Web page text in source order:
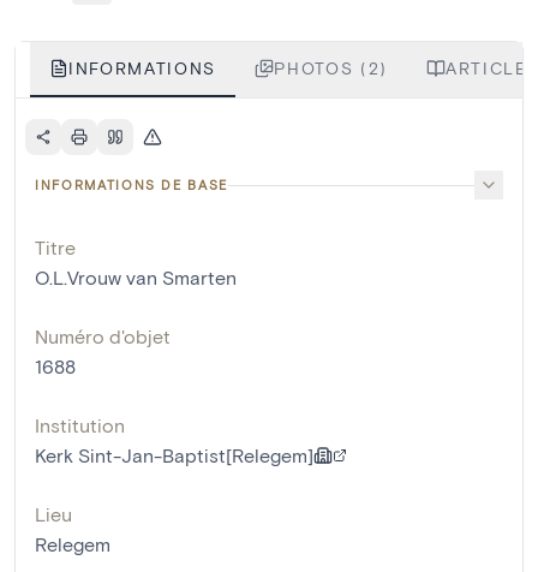
INFORMATIONS PHOTOS (2)
INFORMATIONS DE BASE
Titre
O.L.Vrouw van Smarten
Numéro d'objet
1688
Institution
Kerk Sint-Jan-Baptist[Relegem]
Lieu
Relegem